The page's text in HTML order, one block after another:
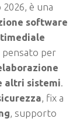
è una
software
pensato per
altri sistemi.
, fix a
, supporto